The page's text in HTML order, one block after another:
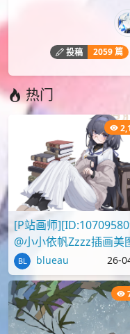
投稿 2059 篇
热门
[P站画师
@小小依帆Zzzz插画美
品推荐blueau 26-